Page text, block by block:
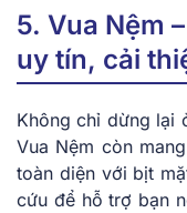
5. Vua Nệm
uy tín, cải
Không chỉ dừng lại
Vua Nệm còn
toàn diện với bịt
cứu để hỗ trợ bạn